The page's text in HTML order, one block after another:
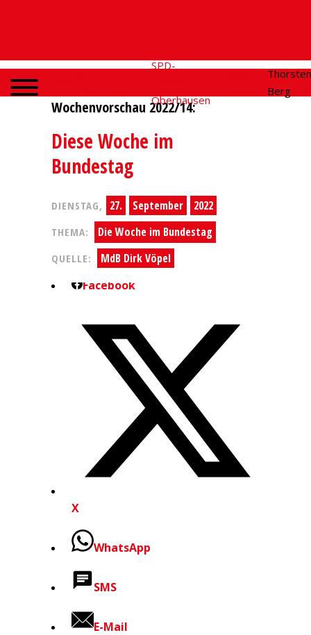
SPD-
Oberhausen
Thorsten
Berg
Wochenvorschau 2022/14:
Diese Woche im
Bundestag
DIENSTAG, 27. September 2022
THEMA: Die Woche im Bundestag
QUELLE:
MdB Dirk Vöpel
Facebook
X
WhatsApp
SMS
E-Mail